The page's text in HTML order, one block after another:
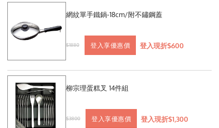
網紋單手鐵鍋-18cm/附不鏽鋼蓋
$1880 登入享優惠價 登入現折$600
柳宗理蛋糕叉 14件組
$3800 登入享優惠價 登入現折$1,300